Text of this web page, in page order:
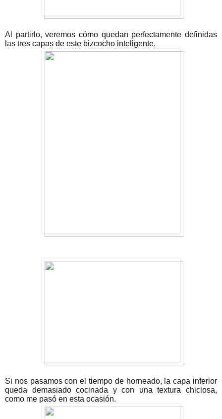
Al partirlo, veremos cómo quedan perfectamente definidas
las tres capas de este bizcocho inteligente.
Si nos pasamos con el tiempo de horneado, la capa inferior
queda demasiado cocinada y con una textura chiclosa,
como me pasó en esta ocasión.